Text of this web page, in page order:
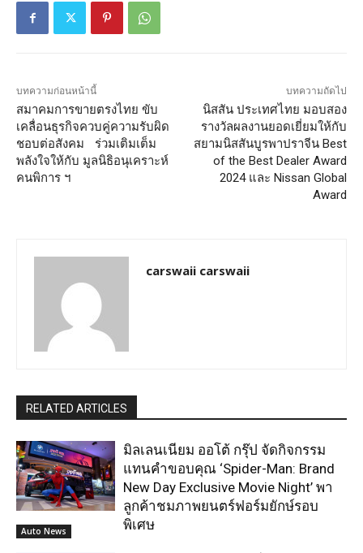
บทความก่อนหน้านี้
สมาคมการขายตรงไทย ขับ
เคลื่อนธุรกิจควบคู่ความรับผิด
ชอบต่อสังคม ร่วมเติมเต็ม
พลังใจให้กับ มูลนิธิอนุเคราะห์
คนพิการ ฯ
บทความถัดไป
นิสสัน ประเทศไทย มอบสอง
รางวัลผลงานยอดเยี่ยมให้กับ
สยามนิสสันบูรพาปราจีน Best
of the Best Dealer Award
2024 และ Nissan Global
Award
carswaii carswaii
RELATED ARTICLES
Auto News
มิลเลนเนียม ออโต้ กรุ๊ป จัดกิจกรรม
แทนคำขอบคุณ ‘Spider-Man: Brand
New Day Exclusive Movie Night’ พา
ลูกค้าชมภาพยนตร์ฟอร์มยักษ์รอบ
พิเศษ